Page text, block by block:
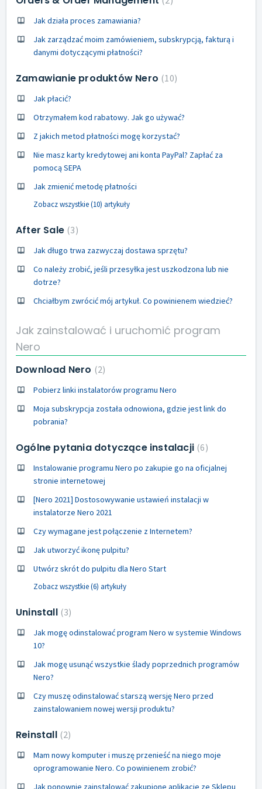
Jak działa proces zamawiania?
Jak zarządzać moim zamówieniem, subskrypcją, fakturą i
danymi dotyczącymi płatności?
Zamawianie produktów Nero 10
Jak płacić?
Otrzymałem kod rabatowy. Jak go używać?
Z jakich metod płatności mogę korzystać?
Nie masz karty kredytowej ani konta PayPal? Zapłać za
pomocą SEPA
Jak zmienić metodę płatności
Zobacz wszystkie (10) artykuły
After Sale 3
Jak długo trwa zazwyczaj dostawa sprzętu?
Co należy zrobić, jeśli przesyłka jest uszkodzona lub nie
dotrze?
Chciałbym zwrócić mój artykuł. Co powinienem wiedzieć?
Jak zainstalować i uruchomić program
Nero
Download Nero 2
Pobierz linki instalatorów programu Nero
Moja subskrypcja została odnowiona, gdzie jest link do
pobrania?
Ogólne pytania dotyczące instalacji 6
Instalowanie programu Nero po zakupie go na oficjalnej
stronie internetowej
[Nero 2021] Dostosowywanie ustawień instalacji w
instalatorze Nero 2021
Czy wymagane jest połączenie z Internetem?
Jak utworzyć ikonę pulpitu?
Utwórz skrót do pulpitu dla Nero Start
Zobacz wszystkie (6) artykuły
Uninstall 3
Jak mogę odinstalować program Nero w systemie Windows
10?
Jak mogę usunąć wszystkie ślady poprzednich programów
Nero?
Czy muszę odinstalować starszą wersję Nero przed
zainstalowaniem nowej wersji produktu?
Reinstall 2
Mam nowy komputer i muszę przenieść na niego moje
oprogramowanie Nero. Co powinienem zrobić?
Jak ponownie zainstalować zakupione aplikacje ze Sklepu